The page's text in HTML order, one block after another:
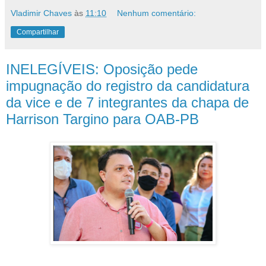
Vladimir Chaves às 11:10 Nenhum comentário:
Compartilhar
INELEGÍVEIS: Oposição pede
impugnação do registro da candidatura
da vice e de 7 integrantes da chapa de
Harrison Targino para OAB-PB